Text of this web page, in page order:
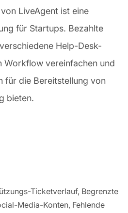
LiveAgent ist eine
für Startups. Bezahlte
Help-Desk-
Workflow vereinfachen und
für die Bereitstellung von
bieten.
Ticketverlauf, Begrenzte
Media-Konten, Fehlende